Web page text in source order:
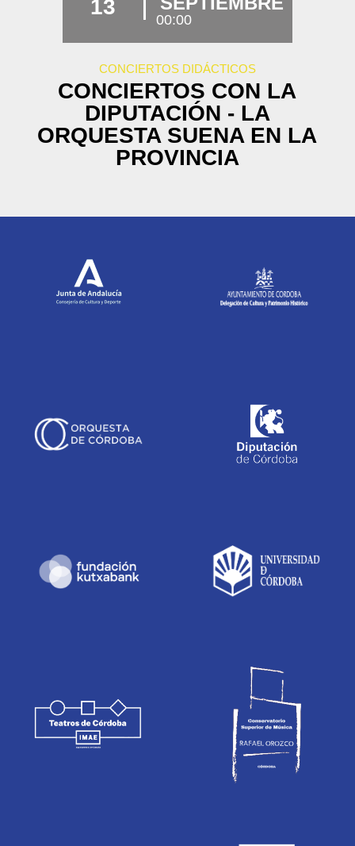
13
00:00
CONCIERTOS DIDÁCTICOS
CONCIERTOS CON LA
DIPUTACIÓN - LA
ORQUESTA SUENA EN LA
PROVINCIA